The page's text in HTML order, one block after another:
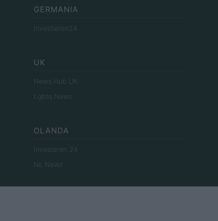
GERMANIA
Investieren24
UK
News Hub UK
Lgbtq News
OLANDA
Investeren 24
NL Newz